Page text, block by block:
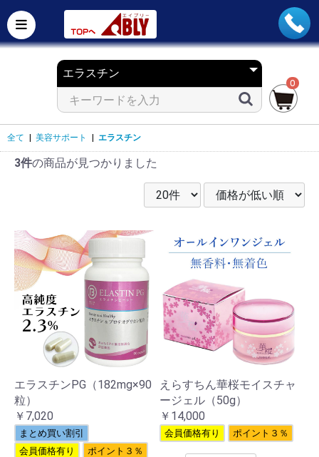
0
全て 美容サポート エラスチン
3件の商品が見つかりました
エラスチンPG（182mg×90
粒）
￥7,020
まとめ買い割引
会員価格有り
ポイント３％
えらすちん華桜モイスチャ
ージェル（50g）
￥14,000
会員価格有り ポイント３％